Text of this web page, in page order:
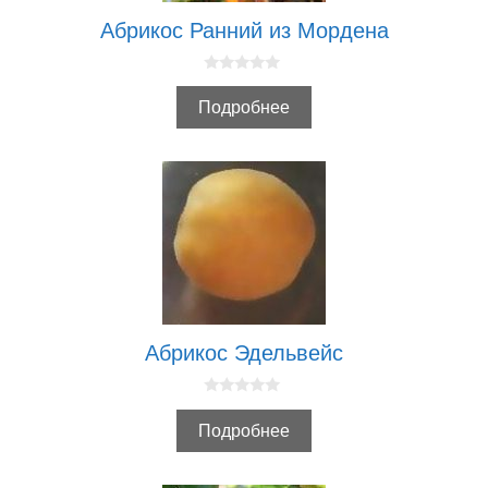
Абрикос Ранний из Мордена
0
и
з
5
Подробнее
Абрикос Эдельвейс
0
и
з
5
Подробнее